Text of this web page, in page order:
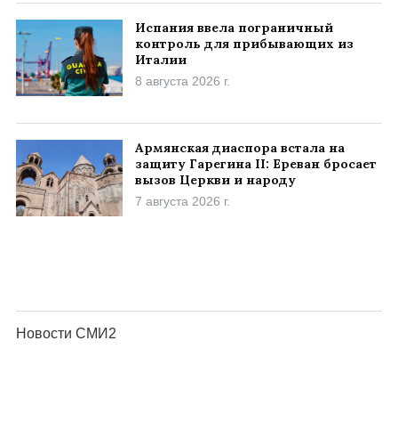
Испания ввела пограничный
контроль для прибывающих из
Италии
8 августа 2026 г.
Армянская диаспора встала на
защиту Гарегина II: Ереван бросает
вызов Церкви и народу
7 августа 2026 г.